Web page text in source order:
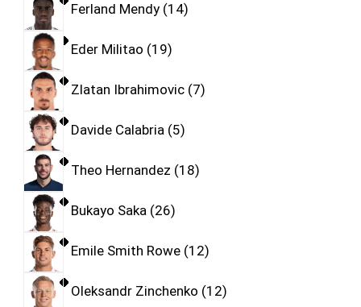
Ferland Mendy 14
Eder Militao 19
Zlatan Ibrahimovic 7
Davide Calabria 5
Theo Hernandez 18
Bukayo Saka 26
Emile Smith Rowe 12
Oleksandr Zinchenko 12